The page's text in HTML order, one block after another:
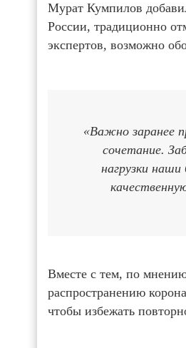
Мурат Кумпилов
России, традиционно
экспертов, возможно
«Важно заранее
сочетание.
нагрузки
Вместе с тем, по
распространению
чтобы избежать